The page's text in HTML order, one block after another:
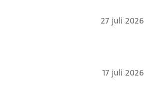
27 juli 2026
17 juli 2026